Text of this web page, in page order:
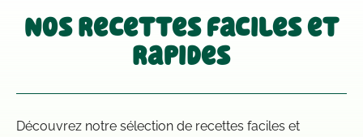
Nos recettes faciles et
rapides
Découvrez notre sélection de recettes faciles et